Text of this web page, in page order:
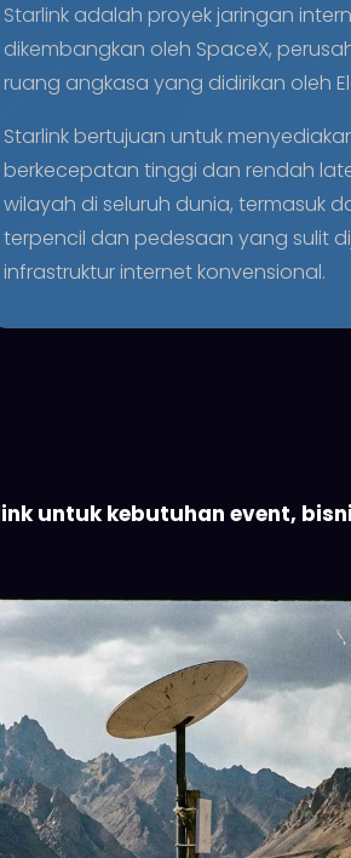
Starlink adalah proyek jaringan
dikembangkan oleh SpaceX,
ruang angkasa yang didirikan oleh
Starlink bertujuan untuk
berkecepatan tinggi dan rendah
wilayah di seluruh dunia, termasuk
terpencil dan pedesaan yang sulit
infrastruktur internet konvensional.
untuk kebutuhan event,